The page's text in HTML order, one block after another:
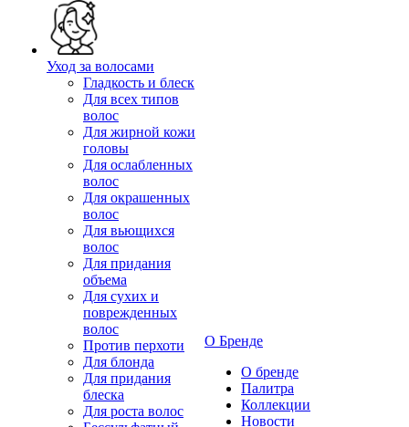
Уход за волосами
Гладкость и блеск
Для всех типов
волос
Для жирной кожи
головы
Для ослабленных
волос
Для окрашенных
волос
Для вьющихся
волос
Для придания
объема
Для сухих и
поврежденных
волос
Против перхоти
Для блонда
Для придания
блеска
Для роста волос
О Бренде
О бренде
Палитра
Коллекции
Новости